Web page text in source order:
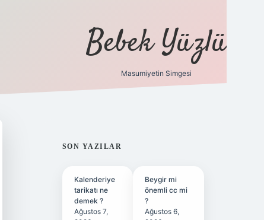
Bebek Yüzlü
Masumiyetin Simgesi
SIDEBAR
SON YAZILAR
Kalenderiye
tarikatı ne
demek ?
Ağustos 7,
Beygir mi
önemli cc mi
?
Ağustos 6,